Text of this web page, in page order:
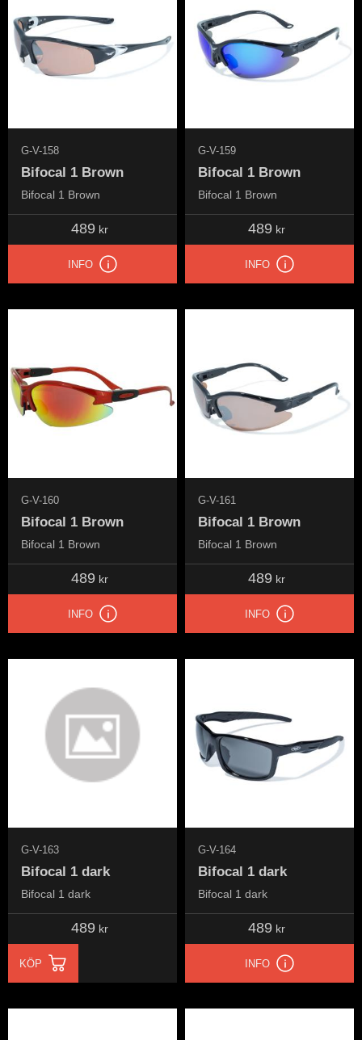
Bifocal 1 Brown
Bifocal 1 Brown
G-V-158
489 kr
INFO
Bifocal 1 Brown
Bifocal 1 Brown
G-V-159
489 kr
INFO
Bifocal 1 Brown
Bifocal 1 Brown
G-V-160
489 kr
INFO
Bifocal 1 Brown
Bifocal 1 Brown
G-V-161
489 kr
INFO
Bifocal 1 dark
Bifocal 1 dark
G-V-163
489 kr
KÖP
Bifocal 1 dark
Bifocal 1 dark
G-V-164
489 kr
INFO